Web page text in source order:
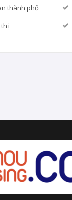
thành phố
thị